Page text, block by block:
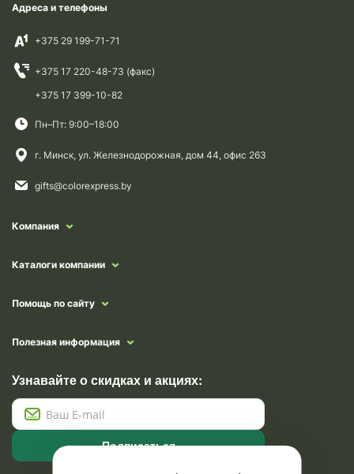
Адреса и телефоны
+375 29 199-71-71
+375 17 220-48-73 (факс)
+375 17 399-10-82
Пн–Пт: 9:00–18:00
г. Минск, ул. Железнодорожная, дом 44, офис 263
gifts@colorexpress.by
Компания
Каталоги компании
Помощь по сайту
Полезная информация
Узнавайте о скидках и акциях:
Подписаться